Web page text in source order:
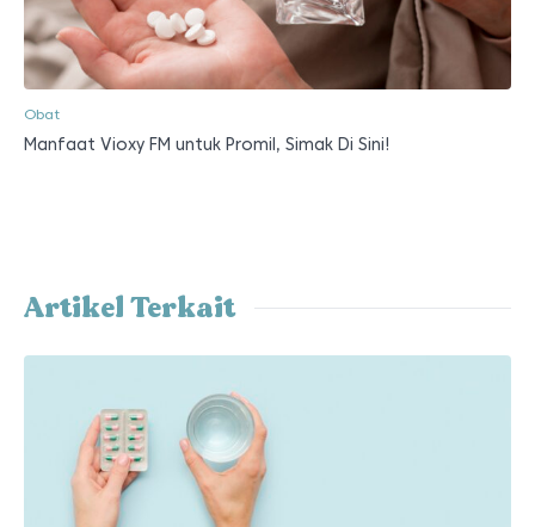
Obat
Manfaat Vioxy FM untuk Promil, Simak Di Sini!
Artikel Terkait